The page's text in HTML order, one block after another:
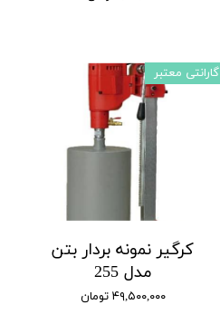
کرگیر نمونه بردار بتن
مدل 255
۴۹,۵۰۰,۰۰۰ تومان
گارانتی معتبر